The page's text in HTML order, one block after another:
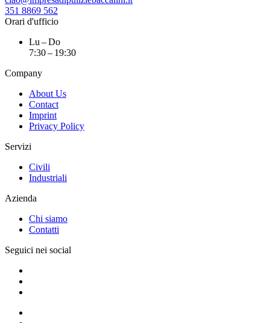
351 8869 562
Orari d'ufficio
Lu – Do
7:30 – 19:30
Company
About Us
Contact
Imprint
Privacy Policy
Servizi
Civili
Industriali
Azienda
Chi siamo
Contatti
Seguici nei social